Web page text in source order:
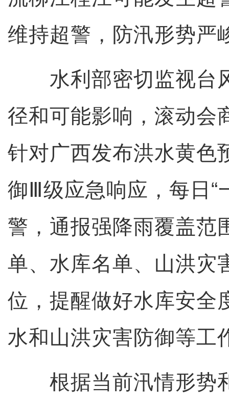
维持超警，防汛形势严
水利部密切监视台风
径和可能影响，滚动会
针对广西发布洪水黄色
御Ⅲ级应急响应，每日“
警，通报强降雨覆盖范
单、水库名单、山洪灾
位，提醒做好水库安全
水和山洪灾害防御等工
根据当前汛情形势